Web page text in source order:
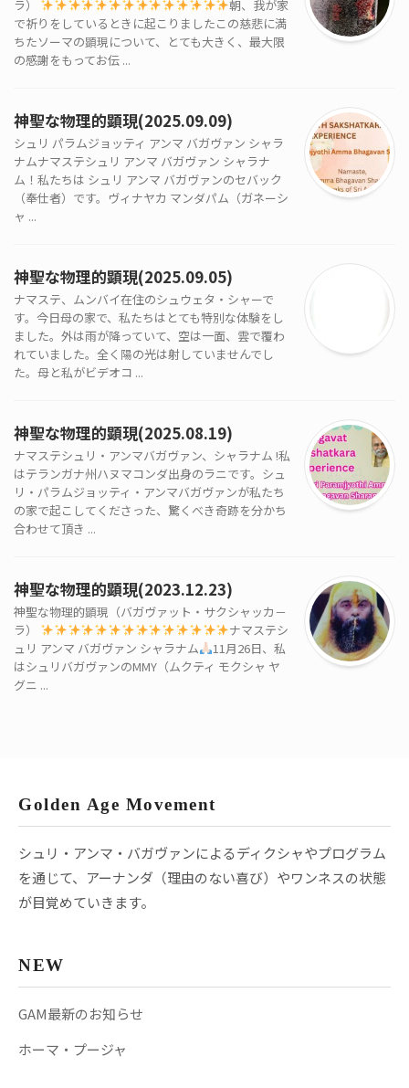
ラ）
朝、我が家
で祈りをしているときに起こりましたこの慈悲に満
ちたソーマの顕現について、とても大きく、最大限
の感謝をもってお伝 ...
神聖な物理的顕現(2025.09.09)
シュリ パラムジョッティ アンマ バガヴァン シャラ
ナムナマステシュリ アンマ バガヴァン シャラナ
ム！私たちは シュリ アンマ バガヴァンのセバック
（奉仕者）です。ヴィナヤカ マンダパム（ガネーシ
ャ ...
神聖な物理的顕現(2025.09.05)
ナマステ、ムンバイ在住のシュウェタ・シャーで
す。今日母の家で、私たちはとても特別な体験をし
ました。外は雨が降っていて、空は一面、雲で覆わ
れていました。全く陽の光は射していませんでし
た。母と私がビデオコ ...
神聖な物理的顕現(2025.08.19)
ナマステシュリ・アンマバガヴァン、シャラナム !私
はテランガナ州ハヌマコンダ出身のラニです。シュ
リ・パラムジョッティ・アンマバガヴァンが私たち
の家で起こしてくださった、驚くべき奇跡を分かち
合わせて頂き ...
神聖な物理的顕現(2023.12.23)
神聖な物理的顕現（バガヴァット・サクシャッカ－
ラ）
ナマステシ
ュリ アンマ バガヴァン シャラナム
11月26日、私
はシュリバガヴァンのMMY（ムクティ モクシャ ヤ
グニ ...
Golden Age Movement
シュリ・アンマ・バガヴァンによるディクシャやプログラム
を通じて、アーナンダ（理由のない喜び）やワンネスの状態
が目覚めていきます。
NEW
GAM最新のお知らせ
ホーマ・プージャ